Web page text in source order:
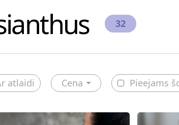
32
atlaidi Cena Pieejams